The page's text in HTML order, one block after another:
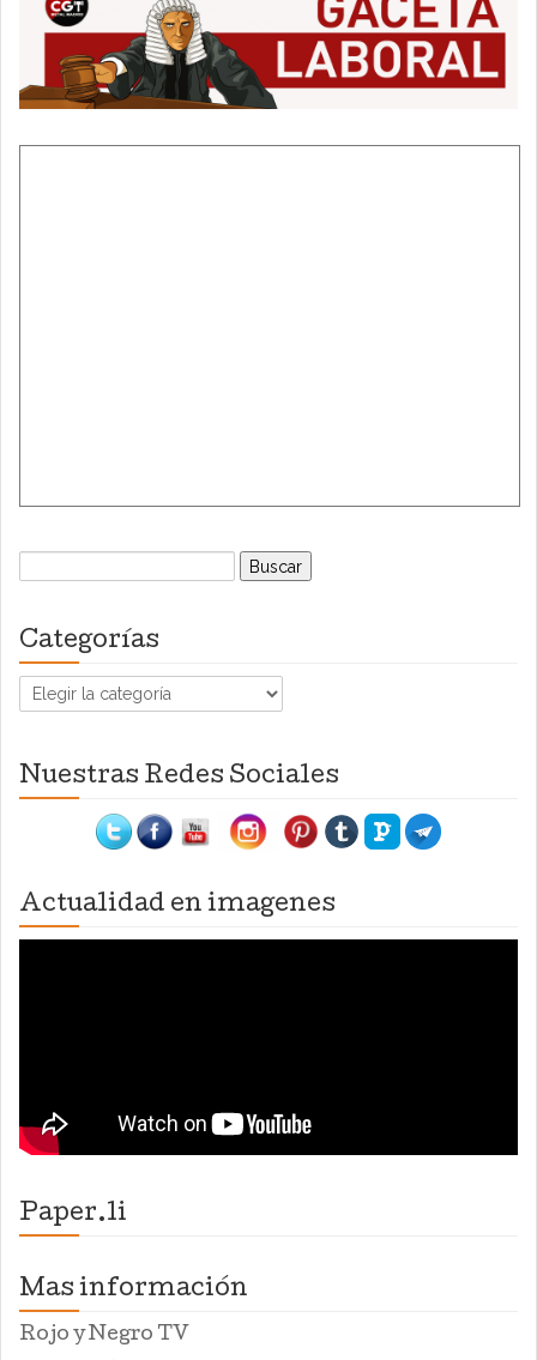
Buscar:
Categorías
Categorías
Nuestras Redes Sociales
Actualidad en imagenes
Paper.li
Mas información
Rojo y Negro TV